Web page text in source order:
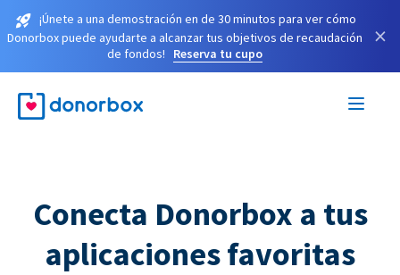
¡Únete a una demostración en de 30 minutos para ver cómo
Donorbox puede ayudarte a alcanzar tus objetivos de recaudación
de fondos!
Reserva tu cupo
×
Conecta Donorbox a tus
aplicaciones favoritas